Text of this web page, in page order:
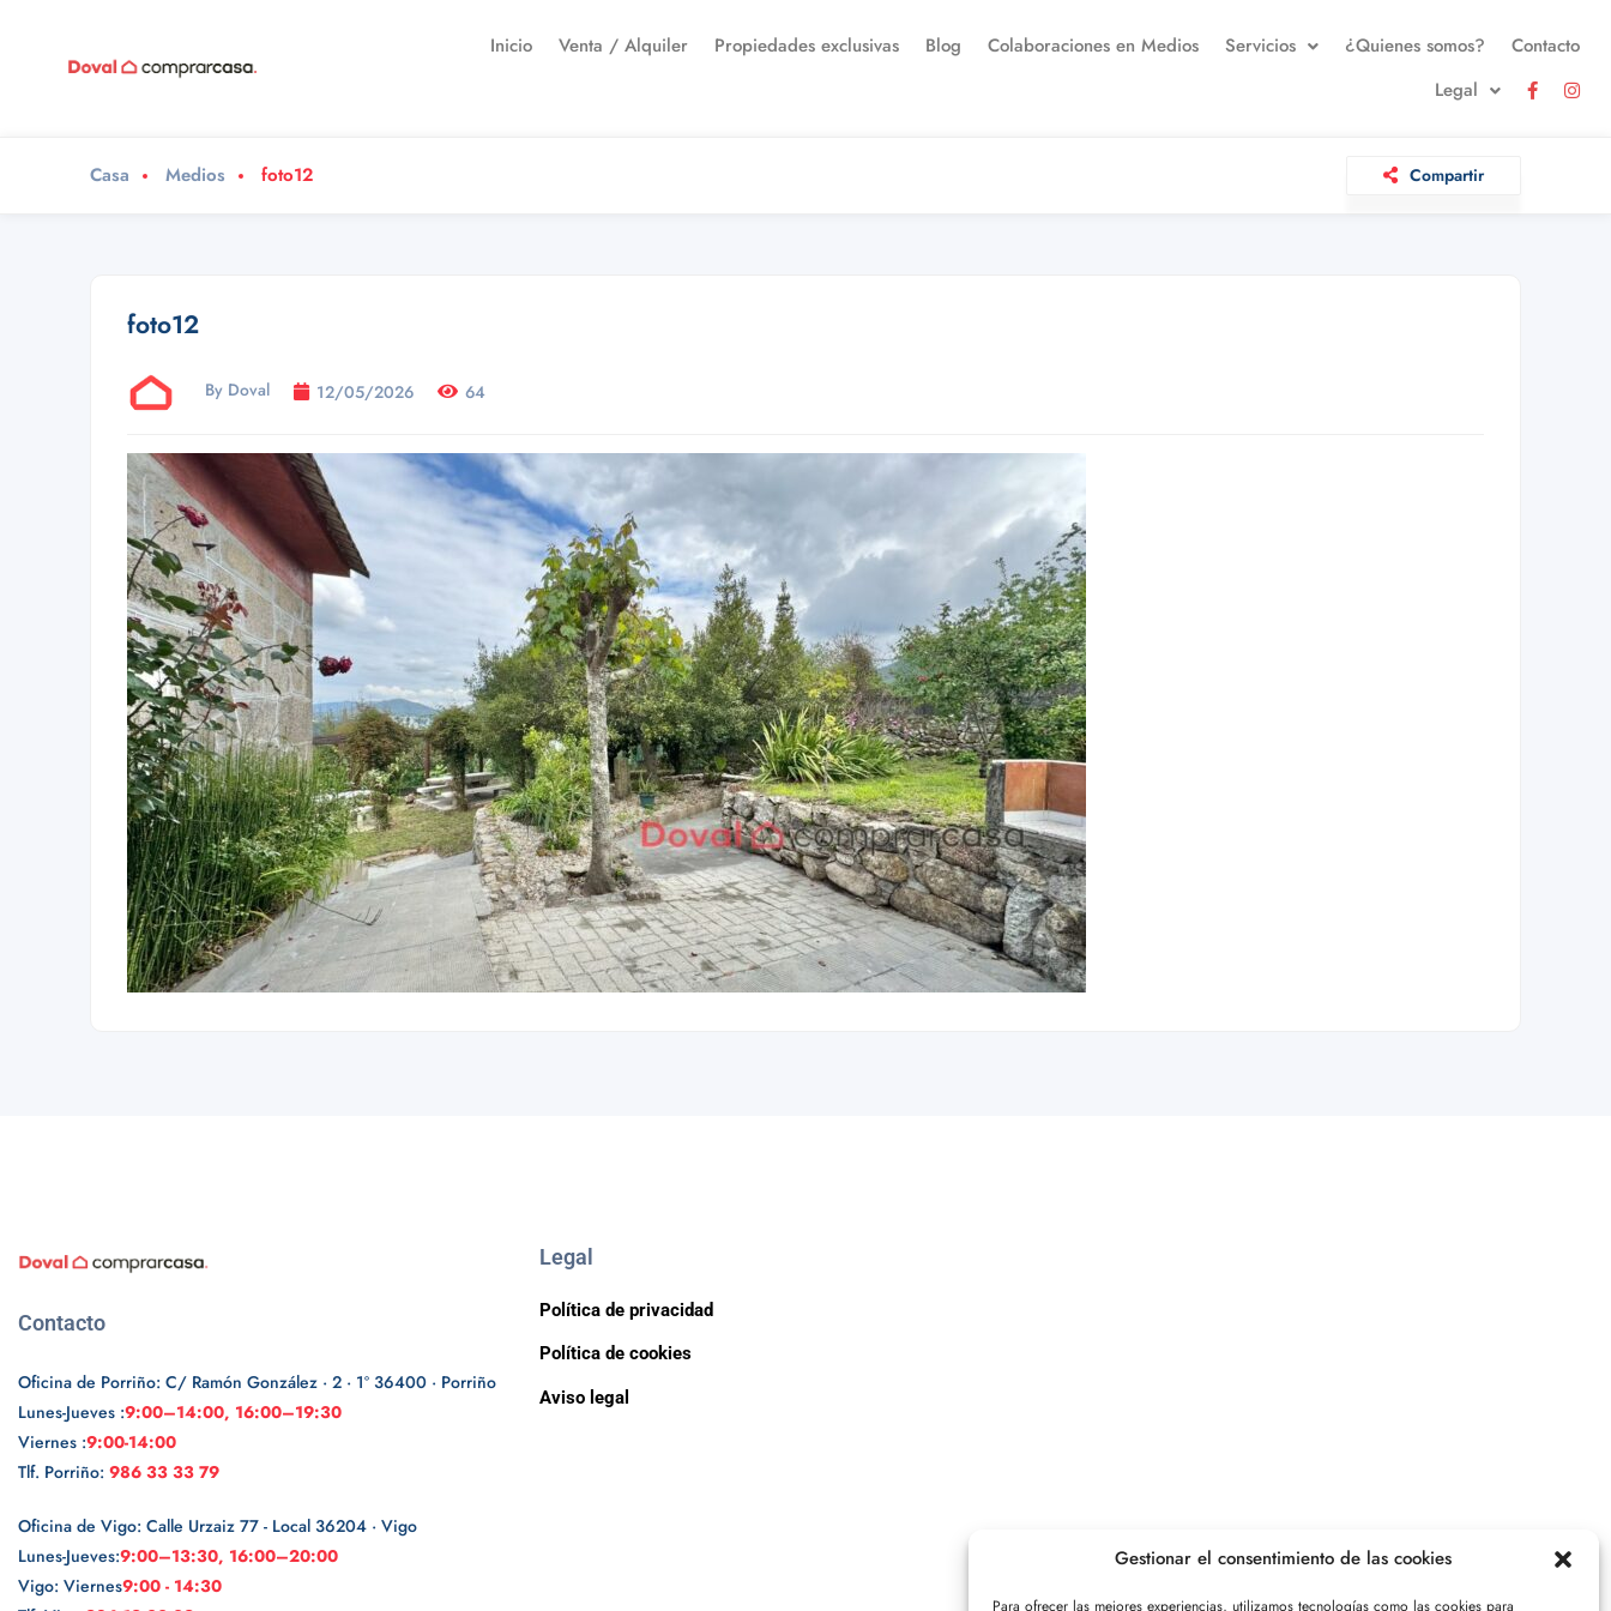
Gestionar el consentimiento de las cookies
Para ofrecer las mejores experiencias, utilizamos tecnologías como las cookies para
Inicio Venta / Alquiler Propiedades exclusivas Blog Colaboraciones en Medios Servicios ¿Quienes somos?
Contacto
Legal
Casa Medios foto12 Compartir
foto12
By Doval 12/05/2026 64
Contacto
Oficina de Porriño: C/ Ramón González · 2 · 1º 36400 · Porriño
Lunes-Jueves :9:00–14:00, 16:00–19:30
Viernes :9:00-14:00
Tlf. Porriño: 986 33 33 79
Oficina de Vigo: Calle Urzaiz 77 - Local 36204 · Vigo
Lunes-Jueves:9:00–13:30, 16:00–20:00
Vigo: Viernes9:00 - 14:30
Legal
Política de privacidad
Política de cookies
Aviso legal